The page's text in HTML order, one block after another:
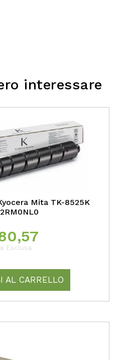
interessare
Mita TK-8525K
Esclusa
AL CARRELLO